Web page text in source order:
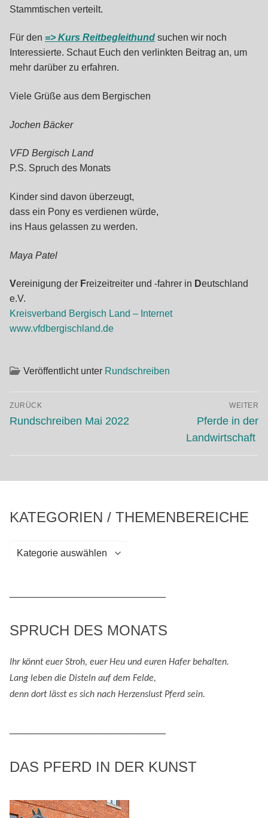
Stammtischen verteilt.
Für den => Kurs Reitbegleithund suchen wir noch
Interessierte. Schaut Euch den verlinkten Beitrag an, um
mehr darüber zu erfahren.
Viele Grüße aus dem Bergischen
Jochen Bäcker
VFD Bergisch Land
P.S. Spruch des Monats
Kinder sind davon überzeugt,
dass ein Pony es verdienen würde,
ins Haus gelassen zu werden.
Maya Patel
Vereinigung der Freizeitreiter und -fahrer in Deutschland
e.V.
Kreisverband Bergisch Land – Internet
www.vfdbergischland.de
Veröffentlicht unter Rundschreiben
Beitragsnavigation
ZURÜCK
Vorheriger
Rundschreiben Mai 2022
WEITER
Nächster
Beitrag:
Pferde in der
Landwirtschaft
KATEGORIEN / THEMENBEREICHE
Kategorien
SPRUCH DES MONATS
Ihr könnt euer Stroh, euer Heu und euren Hafer behalten.
Lang leben die Disteln auf dem Felde,
denn dort lässt es sich nach Herzenslust Pferd sein.
DAS PFERD IN DER KUNST